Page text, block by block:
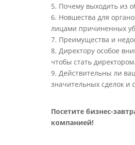
5. Почему выходить из
6. Новшества для
лицами причиненных
7. Преимущества и
8. Директору особое
чтобы стать директором.
9. Действительны ли
значительных сделок и
Посетите бизнес-
компанией!